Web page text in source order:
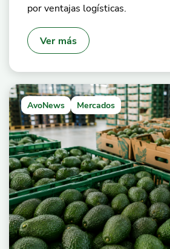
por ventajas logísticas.
Ver más
AvoNews Mercados